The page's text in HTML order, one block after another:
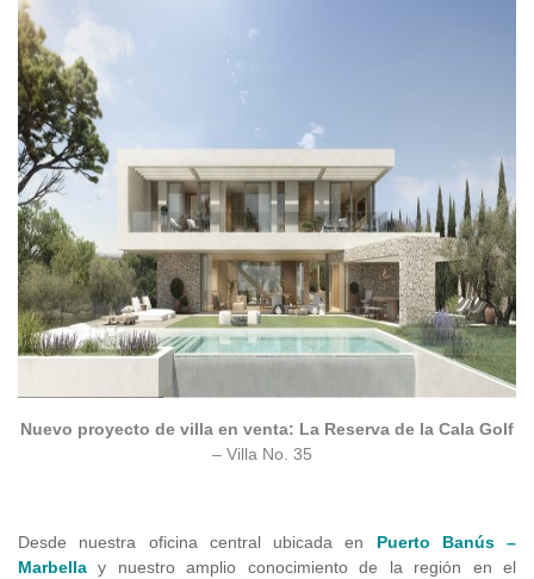
Nuevo proyecto de villa en venta: La Reserva de la Cala Golf
– Villa No. 35
Desde nuestra oficina central ubicada en Puerto Banús –
Marbella y nuestro amplio conocimiento de la región en el